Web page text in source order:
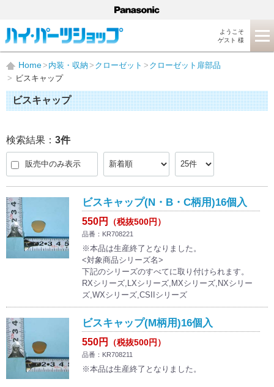
ようこそ
ゲスト 様
Home 内装・収納 クローゼット
クローゼット扉部品
ビスキャップ
ビスキャップ
検索結果： 3件
販売中のみ表示
ビスキャップ(N・B・C柄用)16個入
550円 （税抜500円）
品番：KR708221
※本品は生産終了となりました。
<対象商品シリーズ名>
下記のシリーズのすべてに取り付けられます。
RXシリーズ,LXシリーズ,MXシリーズ,NXシリー
ズ,WXシリーズ,CSIIシリーズ
ビスキャップ(M柄用)16個入
550円 （税抜500円）
品番：KR708211
※本品は生産終了となりました。